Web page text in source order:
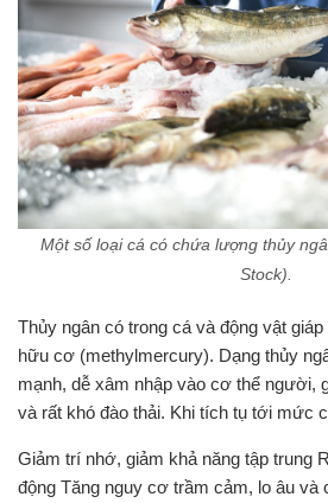
Một số loại cá có chứa lượng thủy
Stock).
Thủy ngân có trong cá và động vật
hữu cơ (methylmercury). Dạng thủy
mạnh, dễ xâm nhập vào cơ thể người,
và rất khó đào thải. Khi tích tụ tới mức
Giảm trí nhớ, giảm khả năng tập trung
động Tăng nguy cơ trầm cảm, lo âu và